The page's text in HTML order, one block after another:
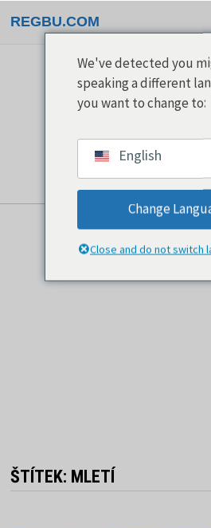
na
REGBU.COM
ŠTÍTEK: MLETÍ
We've detected you
speaking a different
you want to change to:
English
Change
Close and do not switch